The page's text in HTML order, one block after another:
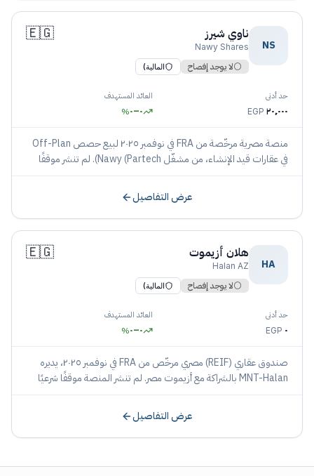
NS
ناوي شيرز
Nawy Shares
🇪🇬
⚪لا يوجد إفصاح المالية)
حد أدنى
٢٠٬٠٠٠ EGP
العائد المستهدف
٠–٠%
منصة مصرية مرخّصة من FRA في نوفمبر ٢٠٢٥ لبيع حصص Off-Plan
في عقارات قيد الإنشاء، من مشغّل Nawy (Partech). لم تنشر موقفًا
عرض التفاصيل
HA
هلان أزيموت
Halan AZ
🇪🇬
⚪لا يوجد إفصاح المالية)
حد أدنى
٠ EGP
العائد المستهدف
٠–٠%
صندوق عقاري (REIF) مصري مرخّص من FRA في نوفمبر ٢٠٢٥، يديره
MNT-Halan بالشراكة مع أزيموت مصر. لم تنشر المنصة موقفًا شرعيًا
عرض التفاصيل